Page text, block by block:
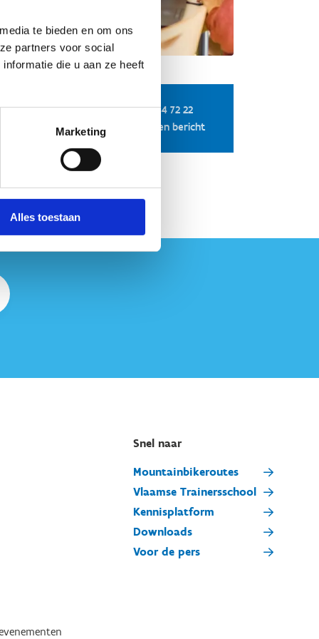
te bieden en om ons
partners voor social
die u aan ze heeft
Marketing
Alles toestaan
+32 9 244 72 22
Stuur een bericht
Snel naar
Mountainbikeroutes
Vlaamse Trainersschool
Kennisplatform
Downloads
Voor de pers